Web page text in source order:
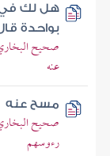
هل لك في
بواحدة
صحيح
عنه
مسح عنه
صحيح
رءوسهم